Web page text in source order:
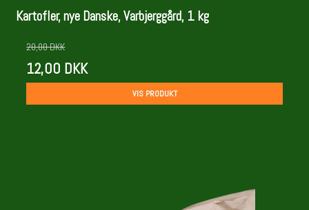
Kartofler, nye Danske, Varbjerggård, 1 kg
20,00 DKK
12,00 DKK
VIS PRODUKT